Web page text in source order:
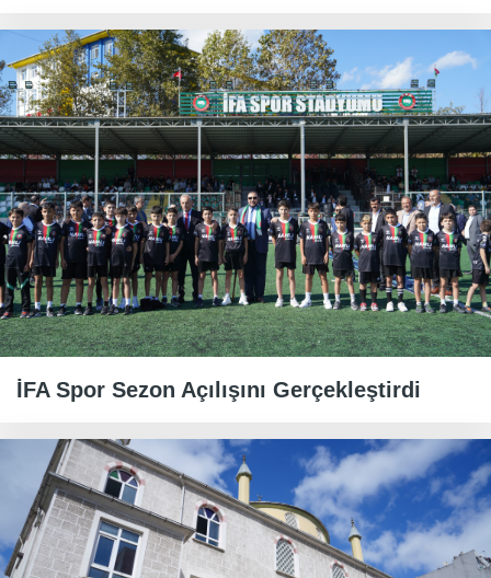
İFA Spor Sezon Açılışını Gerçekleştirdi